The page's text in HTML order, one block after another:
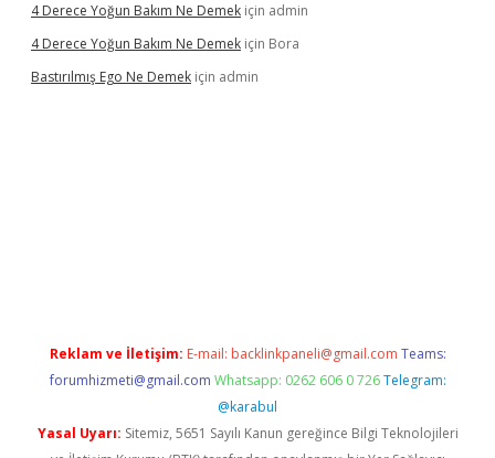
4 Derece Yoğun Bakım Ne Demek için admin
4 Derece Yoğun Bakım Ne Demek için Bora
Bastırılmış Ego Ne Demek için admin
Reklam ve İletişim: E-mail: backlinkpaneli@gmail.com Teams:
forumhizmeti@gmail.com Whatsapp: 0262 606 0 726 Telegram:
@karabul
Yasal Uyarı: Sitemiz, 5651 Sayılı Kanun gereğince Bilgi Teknolojileri